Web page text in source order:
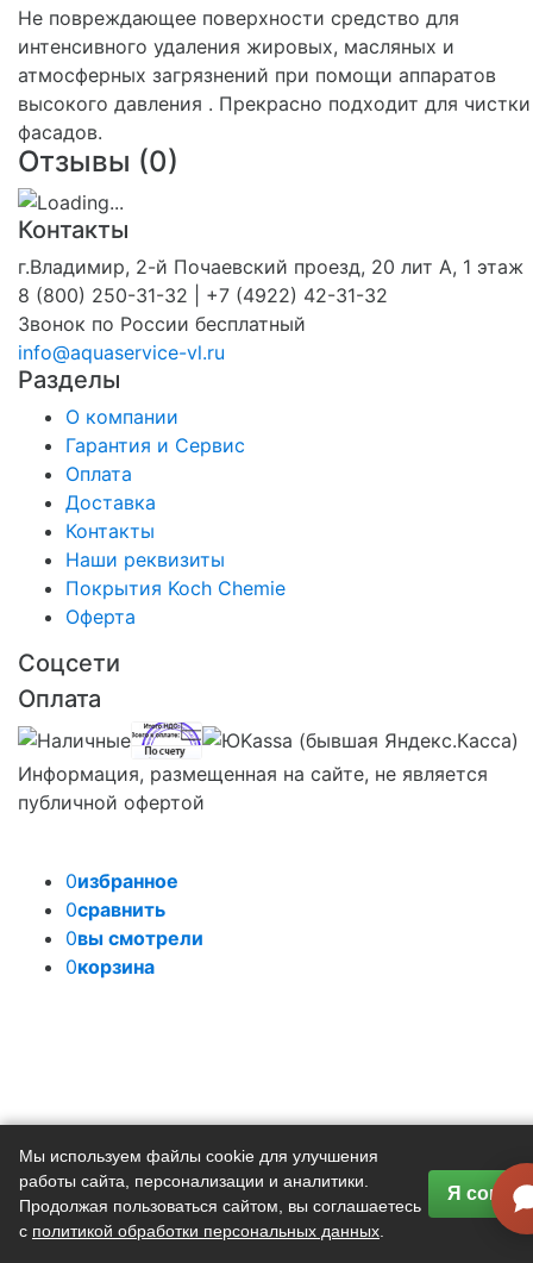
Не повреждающее поверхности средство для
интенсивного удаления жировых, масляных и
атмосферных загрязнений при помощи аппаратов
высокого давления . Прекрасно подходит для чистки
фасадов.
Отзывы (0)
Контакты
г.Владимир, 2-й Почаевский проезд, 20 лит А, 1 этаж
8 (800) 250-31-32 | +7 (4922) 42-31-32
Звонок по России бесплатный
info@aquaservice-vl.ru
Разделы
О компании
Гарантия и Сервис
Оплата
Доставка
Контакты
Наши реквизиты
Покрытия Koch Chemie
Оферта
Соцсети
Оплата
Информация, размещенная на сайте, не является
публичной офертой
Мы используем файлы cookie для улучшения
работы сайта, персонализации и аналитики.
Продолжая пользоваться сайтом, вы соглашаетесь
с политикой обработки персональных данных
Я
0избранное
0сравнить
0вы смотрели
0корзина